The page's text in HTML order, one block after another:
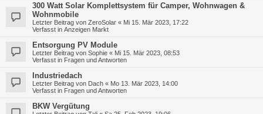
300 Watt Solar Komplettsystem für Camper, Wohnwagen &
Wohnmobile
Letzter Beitrag von ZeroSolar « Mi 15. Mär 2023, 17:22
Verfasst in Anzeigen Markt
Entsorgung PV Module
Letzter Beitrag von Sophie « Mi 15. Mär 2023, 08:53
Verfasst in Fragen und Antworten
Industriedach
Letzter Beitrag von Dach « Mo 13. Mär 2023, 14:00
Verfasst in Fragen und Antworten
BKW Vergütung